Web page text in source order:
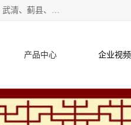
*主营范围：永安陵公墓,永乐园公墓,兰生园公墓,玉佛寺寝宫等墓地，覆盖天津市内及塘沽、大港、汉沽、宁河、武清、蓟县、静海、廊坊、北京、沧州等区域本中心由中国公墓网、天津公墓网、中国陵网、中国周易学会联合推举，我们的团队将会以优质的服务，竭诚为您服务，期待您的来电。
产品中心 企业视频